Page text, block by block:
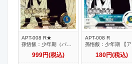
APT-008 R★
孫悟飯：少年期（パラ
レル） 【アドバンスパ
ック 40th Anniversary
999円(税込)
APT-008 R
孫悟飯：少年期 【ア
バンスパック 40th
Anniversary Edition】
180円(税込)